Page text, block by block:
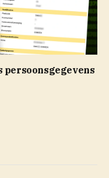
persoonsgegevens